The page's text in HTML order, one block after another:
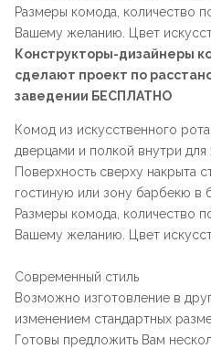
Размеры комода, количество
Вашему желанию. Цвет
Конструкторы-дизайнеры
сделают проект по
заведении БЕСПЛАТНО
Комод из искусственного
дверцами и полкой внутри для
Поверхность сверху накрыта
гостиную или зону барбекю в
Размеры комода, количество
Вашему желанию. Цвет
Современный стиль
Возможно изготовление в
изменением стандартных
Готовы предложить Вам